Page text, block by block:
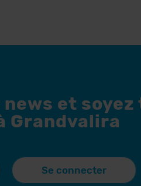
et
Grandvalira
Se connecter